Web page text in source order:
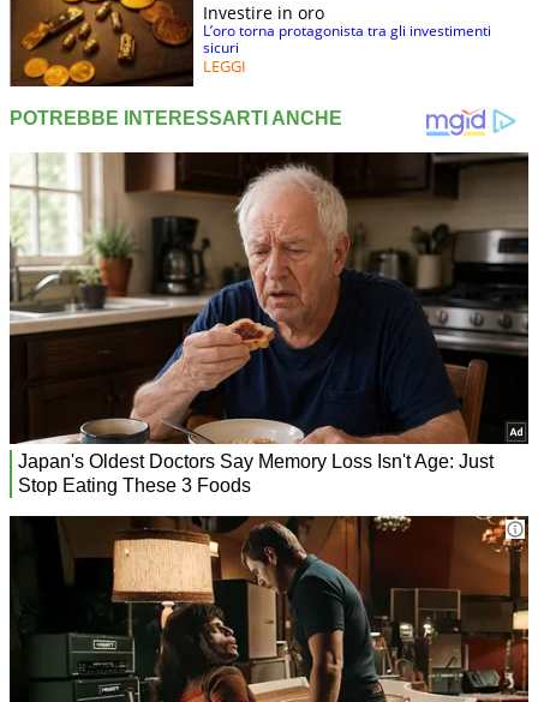
Investire in oro
L’oro torna protagonista tra gli investimenti
sicuri
LEGGI